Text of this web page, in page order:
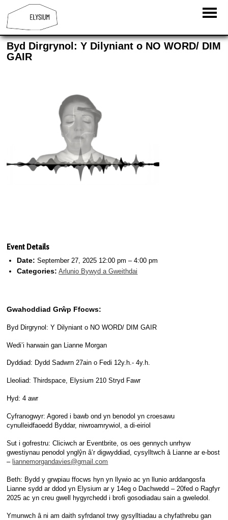
Byd Dirgrynol: Y Dilyniant o NO WORD/ DIM
GAIR
Event Details
Date: September 27, 2025 12:00 pm –4:00 pm
Categories: Arlunio Bywyd a Gweithdai
Gwahoddiad Grŵp Ffocws:
Byd Dirgrynol: Y Dilyniant o NO WORD/ DIM GAIR
Wedi’i harwain gan Lianne Morgan
Dyddiad: Dydd Sadwrn 27ain o Fedi 12y.h.- 4y.h.
Lleoliad: Thirdspace, Elysium 210 Stryd Fawr
Hyd: 4 awr
Cyfranogwyr: Agored i bawb ond yn benodol yn croesawu
cynulleidfaoedd Byddar, niwroamrywiol, a di-eiriol
Sut i gofrestru: Cliciwch ar Eventbrite, os oes gennych unrhyw
gwestiynau penodol ynglŷn â’r digwyddiad, cysylltwch â Lianne ar e-bost
– liannemorgandavies@gmail.com
Beth: Bydd y grwpiau ffocws hyn yn llywio ac yn llunio arddangosfa
Lianne sydd ar ddod yn Elysium ar y 14eg o Dachwedd – 20fed o Ragfyr
2025 ac yn creu gwell hygyrchedd i brofi gosodiadau sain a gweledol.
Ymunwch â ni am daith syfrdanol trwy gysylltiadau a chyfathrebu gan